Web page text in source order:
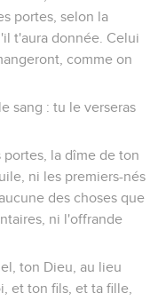
portes, selon la
t'aura donnée. Celui
comme on
sang : tu le verseras
portes, la dîme de ton
ni les premiers-nés
des choses que
ni l'offrande
ton Dieu, au lieu
et ton fils, et ta fille,